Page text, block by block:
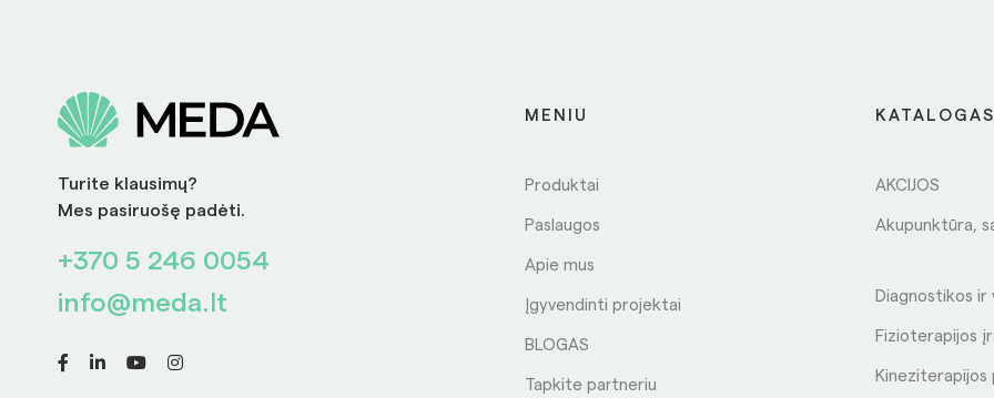
Turite klausimų?
Mes pasiruošę padėti.
+370 5 246 0054
info@meda.lt
MENIU
Produktai
Paslaugos
Apie mus
Įgyvendinti projektai
BLOGAS
Tapkite partneriu
KATALOGAS
AKCIJOS
Akupunktūra,
Diagnostikos ir
Fizioterapijos
Kineziterapijos